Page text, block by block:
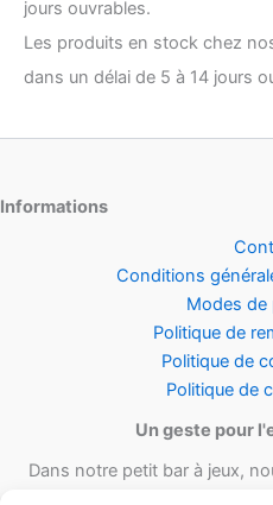
jours ouvrables.
Les produits en stock chez
dans un délai de 5 à 14 jours
Informations
Conditions
Modes de
Politique de
Politique de
Politique de
Un geste pour
Dans notre petit bar à jeux,